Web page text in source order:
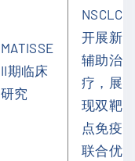
MATISSE
II期临床
研究
NSCLC
开展新
辅助治
疗，展
现双靶
点免疫
联合优